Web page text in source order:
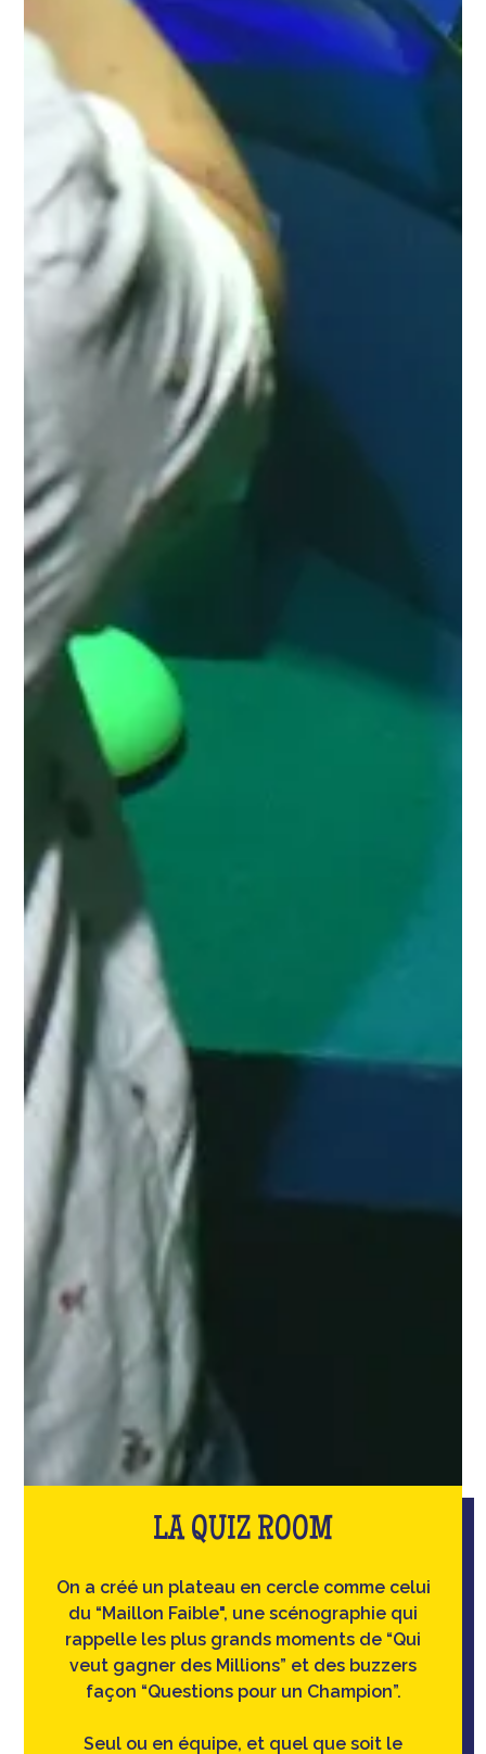
LA QUIZ ROOM
On a créé un plateau en cercle comme celui
du “Maillon Faible", une scénographie qui
rappelle les plus grands moments de “Qui
veut gagner des Millions” et des buzzers
façon “Questions pour un Champion”.
Seul ou en équipe, et quel que soit le